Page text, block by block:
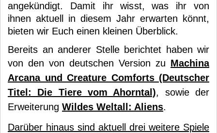
angekündigt. Damit ihr wisst, was ihr von
ihnen aktuell in diesem Jahr erwarten könnt,
bieten wir Euch einen kleinen Überblick.
Bereits an anderer Stelle berichtet haben wir
von den von deutschen Version zu Machina
Arcana und Creature Comforts (Deutscher
Titel: Die Tiere vom Ahorntal), sowie der
Erweiterung Wildes Weltall: Aliens.
Darüber hinaus sind aktuell drei weitere Spiele